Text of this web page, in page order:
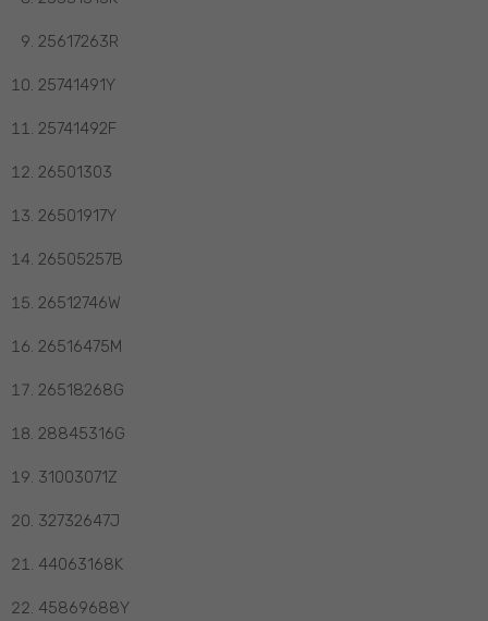
25617263R
25741491Y
25741492F
26501303
26501917Y
26505257B
26512746W
26516475M
26518268G
28845316G
31003071Z
32732647J
44063168K
45869688Y